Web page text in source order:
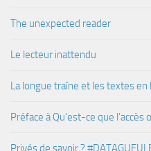
The unexpected reader
Le lecteur inattendu
La longue traîne et les textes en
Préface à Qu’est-ce que l’accès
Privés de savoir ?